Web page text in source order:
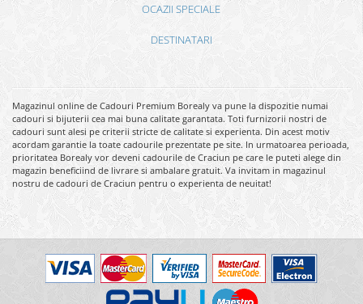
OCAZII SPECIALE
DESTINATARI
Magazinul online de Cadouri Premium Borealy va pune la dispozitie numai
cadouri si bijuterii cea mai buna calitate garantata. Toti furnizorii nostri de
cadouri sunt alesi pe criterii stricte de calitate si experienta. Din acest motiv
acordam garantie la toate cadourile prezentate pe site. In urmatoarea perioada,
prioritatea Borealy vor deveni cadourile de Craciun pe care le puteti alege din
magazin beneficiind de livrare si ambalare gratuit. Va invitam in magazinul
nostru de cadouri de Craciun pentru o experienta de neuitat!